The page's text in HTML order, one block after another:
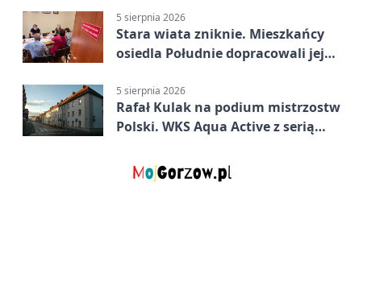
5 sierpnia 2026
Stara wiata zniknie. Mieszkańcy
osiedla Południe dopracowali jej
5 sierpnia 2026
Rafał Kulak na podium mistrzostw
Polski. WKS Aqua Active z serią